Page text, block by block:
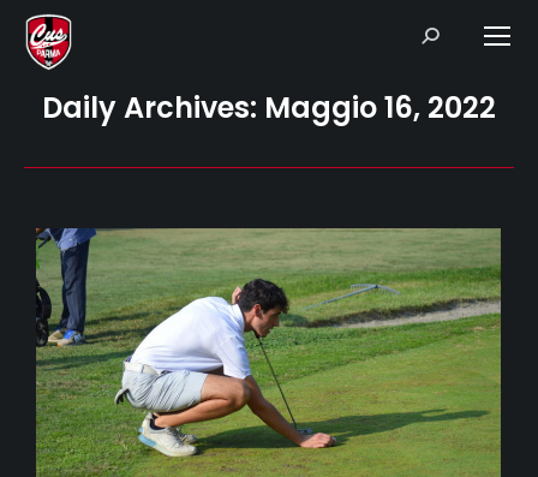
Search:
Daily Archives: Maggio 16, 2022